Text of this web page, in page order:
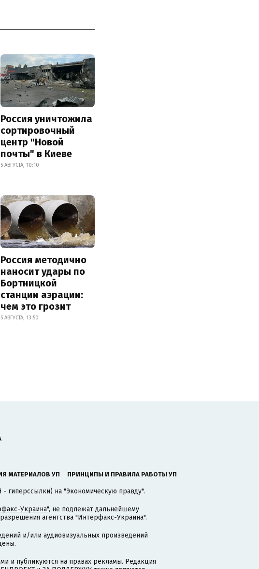
Россия уничтожила
сортировочный
центр "Новой
почты" в Киеве
5 АВГУСТА, 10:10
Россия методично
наносит удары по
Бортницкой
станции аэрации:
чем это грозит
5 АВГУСТА, 13:50
МАТЕРИАЛОВ УП ПРИНЦИПЫ И ПРАВИЛА РАБОТЫ УП
гиперссылки) на "Экономическую правду".
Украина", не подлежат дальнейшему
агентства "Интерфакс-Украина".
и/или аудиовизуальных произведений
и публикуются на правах рекламы. Редакция